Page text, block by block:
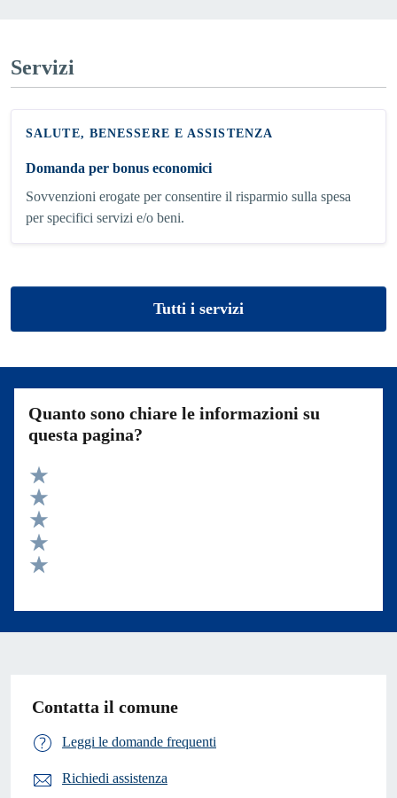
Servizi
SALUTE, BENESSERE E ASSISTENZA
Domanda per bonus economici
Sovvenzioni erogate per consentire il risparmio sulla spesa
per specifici servizi e/o beni.
Tutti i servizi
Quanto sono chiare le informazioni su
questa pagina?
Valuta 5 stelle su 5
Valuta 4 stelle su 5
Valuta 3 stelle su 5
Valuta 2 stelle su 5
Contatta il comune
Leggi le domande frequenti
Richiedi assistenza